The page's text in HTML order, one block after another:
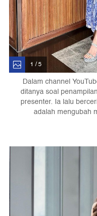
1 / 5
Dalam channel
ditanya soal
presenter. Ia lalu
adalah mengubah